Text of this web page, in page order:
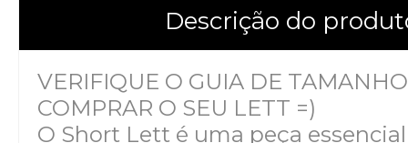
Descrição do
VERIFIQUE O GUIA DE
COMPRAR O SEU LETT =)
O Short Lett é uma peça